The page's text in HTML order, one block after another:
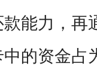
款能力，再
中的资金占